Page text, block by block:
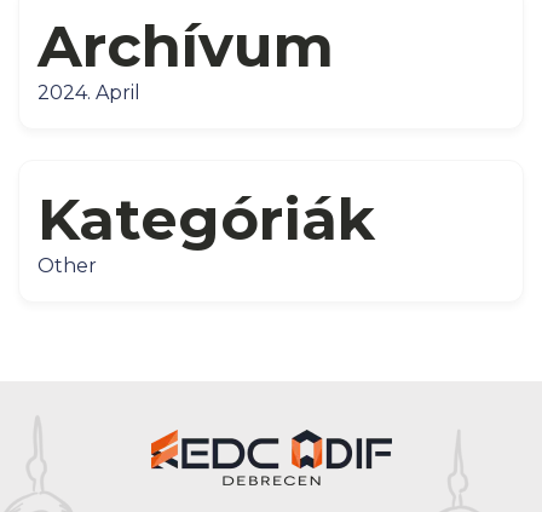
Archívum
2024. April
Kategóriák
Other